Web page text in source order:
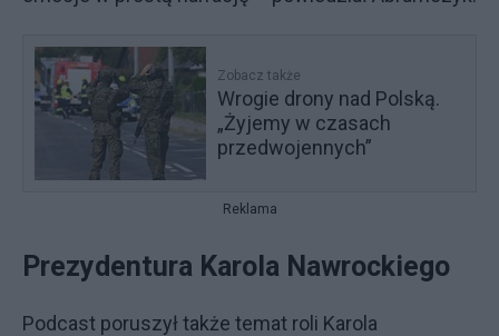
Zobacz także
Wrogie drony nad Polską.
„Żyjemy w czasach
przedwojennych”
Reklama
Prezydentura Karola Nawrockiego
Podcast poruszył także temat roli Karola